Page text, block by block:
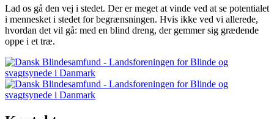
Lad os gå den vej i stedet. Der er meget at vinde ved at se potentialet
i mennesket i stedet for begrænsningen. Hvis ikke ved vi allerede,
hvordan det vil gå: med en blind dreng, der gemmer sig grædende
oppe i et træ.